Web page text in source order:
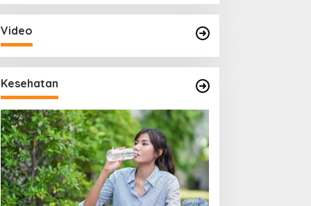
Video
Kesehatan